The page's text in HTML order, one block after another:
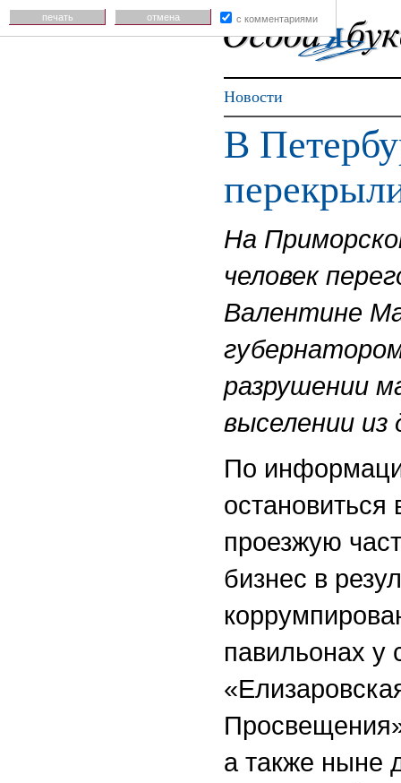
Новости
В
На
человек
Валентине
разрушении
выселении из
По
проезжую
бизнес в
павильонах у
а также ныне
печать отмена с комментариями